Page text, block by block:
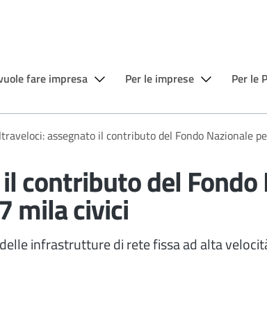
fare impresa Per le imprese Per le
assegnato il contributo del Fondo Nazionale
contributo del
mila civici
infrastrutture di rete fissa ad alta